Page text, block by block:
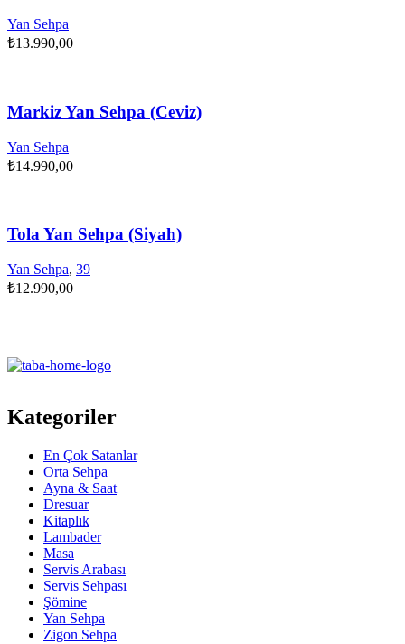
Yan Sehpa
₺13.990,00
Markiz Yan Sehpa (Ceviz)
Yan Sehpa
₺14.990,00
Tola Yan Sehpa (Siyah)
Yan Sehpa, 39
₺12.990,00
Kategoriler
En Çok Satanlar
Orta Sehpa
Ayna & Saat
Dresuar
Kitaplık
Lambader
Masa
Servis Arabası
Servis Sehpası
Şömine
Yan Sehpa
Zigon Sehpa